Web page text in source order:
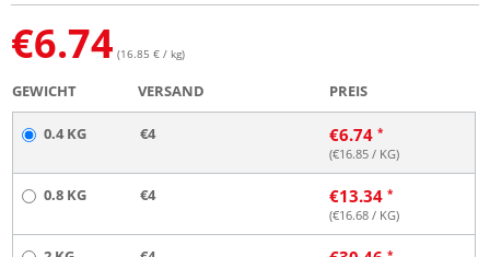
€6.74 (16.85 € / kg)
GEWICHT VERSAND PREIS
0.4 KG €4 €6.74
(€16.85 / KG)
0.8 KG €4 €13.34
(€16.68 / KG)